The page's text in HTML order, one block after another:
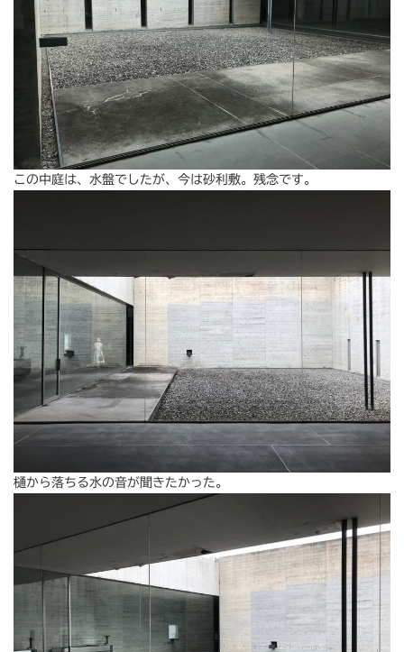
この中庭は、水盤でしたが、今は砂利敷。残念です。
樋から落ちる水の音が聞きたかった。